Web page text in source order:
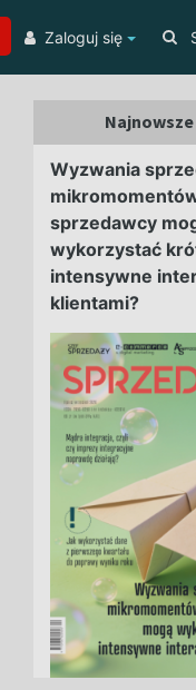
Zaloguj się
Wyzwania
sprzedawcy
wykorzystać
intensywne
klientami?